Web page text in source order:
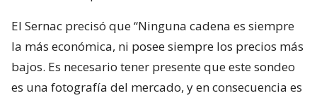
El Sernac precisó que “Ninguna cadena es siempre
la más económica, ni posee siempre los precios más
bajos. Es necesario tener presente que este sondeo
es una fotografía del mercado, y en consecuencia es